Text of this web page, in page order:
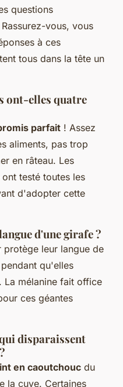
questions
Rassurez-vous, vous
à ces
tous dans la tête un
ont-elles quatre
parfait ! Assez
aliments, pas trop
en râteau. Les
testé toutes les
d'adopter cette
d'une girafe ?
leur langue de
pendant qu'elles
La mélanine fait office
ces géantes
disparaissent
en caoutchouc du
la cuve. Certaines